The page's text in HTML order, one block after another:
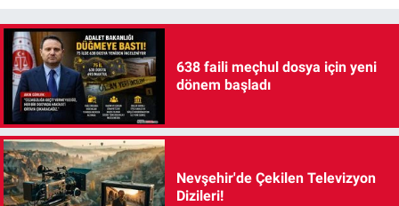
638 faili meçhul dosya için yeni
dönem başladı
Nevşehir'de Çekilen Televizyon
Dizileri!